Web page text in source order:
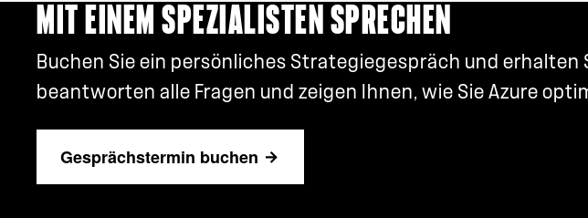
MIT EINEM SPEZIALISTEN SPRECHEN
Buchen Sie ein persönliches Strategiegespräch und
beantworten alle Fragen und zeigen Ihnen, wie Sie Azure
Gesprächstermin buchen